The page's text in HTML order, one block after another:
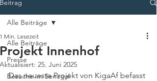
Beitrag
Alle Beiträge
Presse
Besuche im Senegal
Alle Beiträge
Projekt Innenhof
1 Min. Lesezeit
Aktualisiert: 25. Juni 2025
Das neueste Projekt von KigaAf befasst